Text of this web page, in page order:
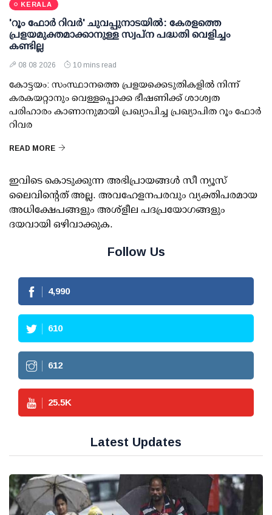
KERALA
'റൂം ഫോര്‍ റിവര്‍' ചുവപ്പുനാടയില്‍: കേരളത്തെ
പ്രളയമുക്തമാക്കാനുള്ള സ്വപ്ന പദ്ധതി വെളിച്ചം
കണ്ടില്ല
08 08 2026 10 mins read
കോട്ടയം: സംസ്ഥാനത്തെ പ്രളയക്കെടുതികളില്‍ നിന്ന്
കരകയറ്റാനും വെള്ളപ്പൊക്ക ഭീഷണിക്ക് ശാശ്വത
പരിഹാരം കാണാനുമായി പ്രഖ്യാപിച്ച പ്രഖ്യാപിത റൂം ഫോര്‍
റിവര
READ MORE
ഇവിടെ കൊടുക്കുന്ന അഭിപ്രായങ്ങള്‍ സീ ന്യൂസ്
ലൈവിന്റെത് അല്ല. അവഹേളനപരവും വ്യക്തിപരമായ
അധിക്ഷേപങ്ങളും അശ്‌ളീല പദപ്രയോഗങ്ങളും
ദയവായി ഒഴിവാക്കുക.
Follow Us
4,990
610
612
25.5K
Latest Updates